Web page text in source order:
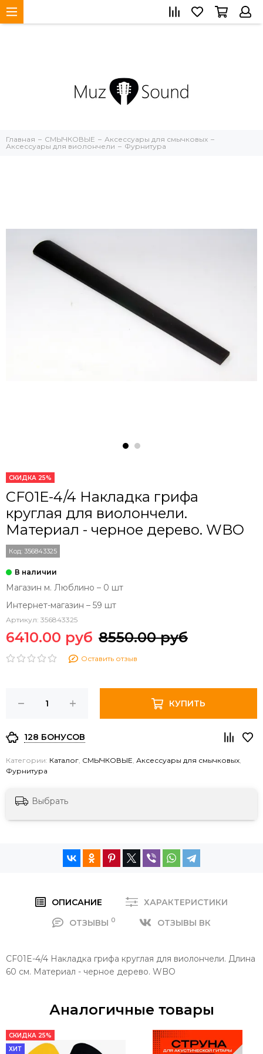
Главная СМЫЧКОВЫЕ
Аксессуары для смычковых
Аксессуары для виолончели
Фурнитура
СКИДКА 25%
CF01E-4/4 Накладка грифа
круглая для виолончели.
Материал - черное дерево. WBO
Код: 356843325
Магазин м. Люблино – 0 шт
Интернет-магазин – 59 шт
Артикул: 356843325
6410.00 руб 8550.00 руб
Оставить отзыв
КУПИТЬ
128 БОНУСОВ
Категории: Каталог, СМЫЧКОВЫЕ, Аксессуары для смычковых,
Фурнитура
Выбрать
ОПИСАНИЕ
ХАРАКТЕРИСТИКИ
ОТЗЫВЫ 0 ОТЗЫВЫ ВК
CF01E-4/4 Накладка грифа круглая для виолончели. Длина
60 см. Материал - черное дерево. WBO
Аналогичные товары
СКИДКА 25%
ХИТ